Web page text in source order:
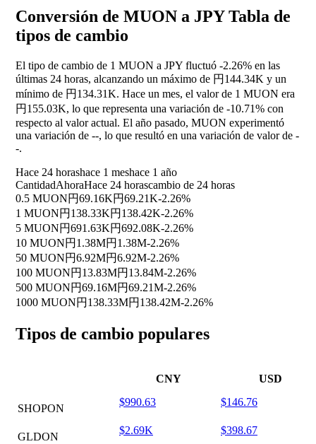
Conversión de MUON a JPY Tabla de
tipos de cambio
El tipo de cambio de 1 MUON a JPY fluctuó -2.26% en las
últimas 24 horas, alcanzando un máximo de 円144.34K y un
mínimo de 円134.31K. Hace un mes, el valor de 1 MUON era
円155.03K, lo que representa una variación de -10.71% con
respecto al valor actual. El año pasado, MUON experimentó
una variación de --, lo que resultó en una variación de valor de -
-.
Hace 24 horashace 1 meshace 1 año
CantidadAhoraHace 24 horascambio de 24 horas
0.5 MUON円69.16K円69.21K-2.26%
1 MUON円138.33K円138.42K-2.26%
5 MUON円691.63K円692.08K-2.26%
10 MUON円1.38M円1.38M-2.26%
50 MUON円6.92M円6.92M-2.26%
100 MUON円13.83M円13.84M-2.26%
500 MUON円69.16M円69.21M-2.26%
1000 MUON円138.33M円138.42M-2.26%
Tipos de cambio populares
CNY USD
SHOPON
$990.63 $146.76
GLDON
$2.69K $398.67